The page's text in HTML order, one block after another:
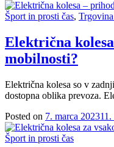
Šport in prosti čas,
Električna
mobilnosti?
Električna kolesa so v
dostopna oblika prevoza.
Posted on 7. marca 2023
Šport in prosti čas